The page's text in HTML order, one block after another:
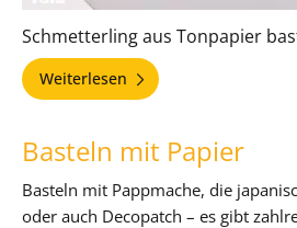
Schmetterling aus Tonpapier
Weiterlesen
Basteln mit Papier
Basteln mit Pappmache, die
oder auch Decopatch – es gibt